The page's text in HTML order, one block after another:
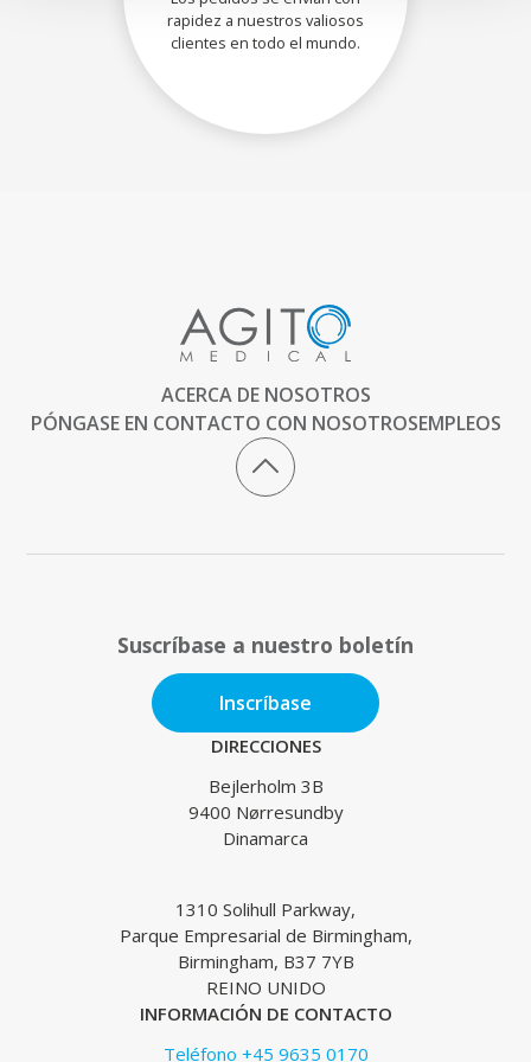
rapidez a nuestros valiosos
clientes en todo el mundo.
ACERCA DE NOSOTROS
PÓNGASE EN CONTACTO CON NOSOTROSEMPLEOS
Suscríbase a nuestro boletín
Inscríbase
DIRECCIONES
Bejlerholm 3B
9400 Nørresundby
Dinamarca
1310 Solihull Parkway,
Parque Empresarial de Birmingham,
Birmingham, B37 7YB
REINO UNIDO
INFORMACIÓN DE CONTACTO
Teléfono +45 9635 0170